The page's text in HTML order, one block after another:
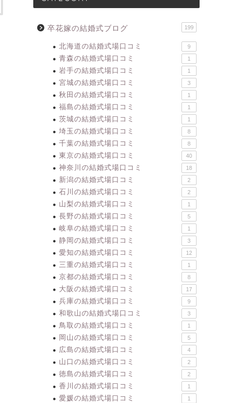
卒花嫁の結婚式ブログ 199
北海道の結婚式場口コミ 9
青森の結婚式場口コミ 1
岩手の結婚式場口コミ 1
宮城の結婚式場口コミ 3
秋田の結婚式場口コミ 1
福島の結婚式場口コミ 1
茨城の結婚式場口コミ 1
埼玉の結婚式場口コミ 8
千葉の結婚式場口コミ 8
東京の結婚式場口コミ 40
神奈川の結婚式場口コミ 18
新潟の結婚式場口コミ 2
石川の結婚式場口コミ 2
山梨の結婚式場口コミ 1
長野の結婚式場口コミ 5
岐阜の結婚式場口コミ 1
静岡の結婚式場口コミ 3
愛知の結婚式場口コミ 12
三重の結婚式場口コミ 1
京都の結婚式場口コミ 8
大阪の結婚式場口コミ 17
兵庫の結婚式場口コミ 9
和歌山の結婚式場口コミ 3
鳥取の結婚式場口コミ 1
岡山の結婚式場口コミ 5
広島の結婚式場口コミ 4
山口の結婚式場口コミ 2
徳島の結婚式場口コミ 2
香川の結婚式場口コミ 1
愛媛の結婚式場口コミ 1